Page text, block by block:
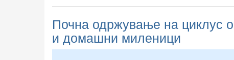
Почна одржување на циклус
и домашни миленици